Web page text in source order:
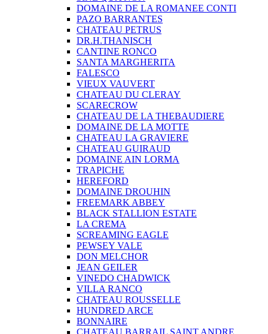
DOMAINE DE LA ROMANEE CONTI
PAZO BARRANTES
CHATEAU PETRUS
DR.H.THANISCH
CANTINE RONCO
SANTA MARGHERITA
FALESCO
VIEUX VAUVERT
CHATEAU DU CLERAY
SCARECROW
CHATEAU DE LA THEBAUDIERE
DOMAINE DE LA MOTTE
CHATEAU LA GRAVIERE
CHATEAU GUIRAUD
DOMAINE AIN LORMA
TRAPICHE
HEREFORD
DOMAINE DROUHIN
FREEMARK ABBEY
BLACK STALLION ESTATE
LA CREMA
SCREAMING EAGLE
PEWSEY VALE
DON MELCHOR
JEAN GEILER
VINEDO CHADWICK
VILLA RANCO
CHATEAU ROUSSELLE
HUNDRED ARCE
BONNAIRE
CHATEAU BARRAIL SAINT ANDRE